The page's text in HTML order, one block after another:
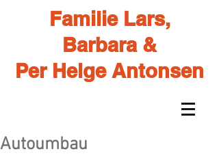
Familie Lars,
Barbara &
Per Helge Antonsen
Autoumbau